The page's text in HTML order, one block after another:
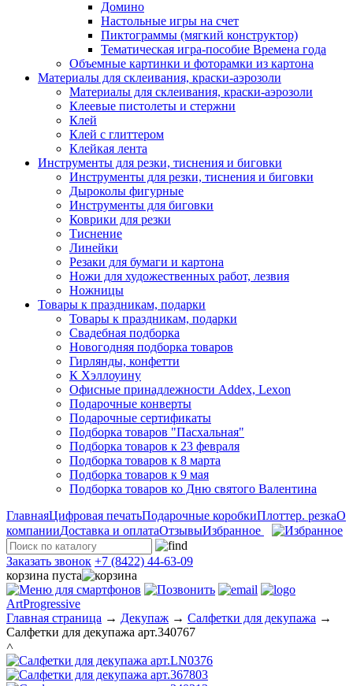
Домино
Настольные игры на счет
Пиктограммы (мягкий конструктор)
Тематическая игра-пособие Времена года
Объемные картинки и фоторамки из картона
Материалы для склеивания, краски-аэрозоли
Материалы для склеивания, краски-аэрозоли
Клеевые пистолеты и стержни
Клей
Клей с глиттером
Клейкая лента
Инструменты для резки, тиснения и биговки
Инструменты для резки, тиснения и биговки
Дыроколы фигурные
Инструменты для биговки
Коврики для резки
Тиснение
Линейки
Резаки для бумаги и картона
Ножи для художественных работ, лезвия
Ножницы
Товары к праздникам, подарки
Товары к праздникам, подарки
Свадебная подборка
Новогодняя подборка товаров
Гирлянды, конфетти
К Хэллоуину
Офисные принадлежности Addex, Lexon
Подарочные конверты
Подарочные сертификаты
Подборка товаров "Пасхальная"
Подборка товаров к 23 февраля
Подборка товаров к 8 марта
Подборка товаров к 9 мая
Подборка товаров ко Дню святого Валентина
ГлавнаяЦифровая печатьПодарочные коробкиПлоттер. резкаО
компанииДоставка и оплатаОтзывыИзбранное
Заказать звонок +7 (8422) 44-63-09
корзина пуста
ArtProgressive
Главная страница → Декупаж → Салфетки для декупажа →
Салфетки для декупажа арт.340767
˄